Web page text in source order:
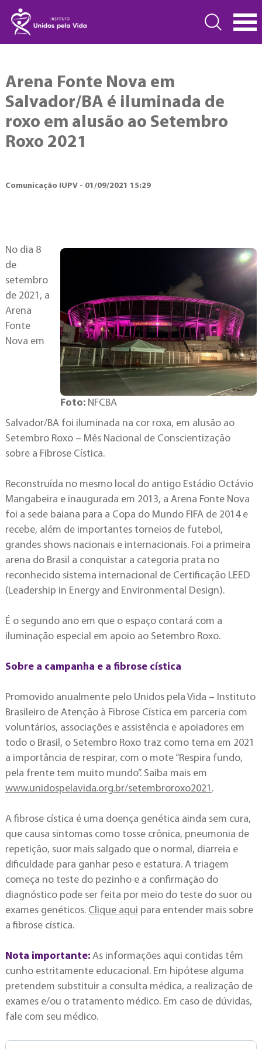
Arena Fonte Nova em
Salvador/BA é iluminada de
roxo em alusão ao Setembro
Roxo 2021
Comunicação IUPV - 01/09/2021 15:29
Foto: NFCBA
No dia 8
de
setembro
de 2021, a
Arena
Fonte
Nova em
Salvador/BA foi iluminada na cor roxa, em alusão ao
Setembro Roxo – Mês Nacional de Conscientização
sobre a Fibrose Cística.
Reconstruída no mesmo local do antigo Estádio Octávio
Mangabeira e inaugurada em 2013, a Arena Fonte Nova
foi a sede baiana para a Copa do Mundo FIFA de 2014 e
recebe, além de importantes torneios de futebol,
grandes shows nacionais e internacionais. Foi a primeira
arena do Brasil a conquistar a categoria prata no
reconhecido sistema internacional de Certificação LEED
(Leadership in Energy and Environmental Design).
É o segundo ano em que o espaço contará com a
iluminação especial em apoio ao Setembro Roxo.
Sobre a campanha e a fibrose cística
Promovido anualmente pelo Unidos pela Vida – Instituto
Brasileiro de Atenção à Fibrose Cística em parceria com
voluntários, associações e assistência e apoiadores em
todo o Brasil, o Setembro Roxo traz como tema em 2021
a importância de respirar, com o mote “Respira fundo,
pela frente tem muito mundo”. Saiba mais em
www.unidospelavida.org.br/setembroroxo2021 .
A fibrose cística é uma doença genética ainda sem cura,
que causa sintomas como tosse crônica, pneumonia de
repetição, suor mais salgado que o normal, diarreia e
dificuldade para ganhar peso e estatura. A triagem
começa no teste do pezinho e a confirmação do
diagnóstico pode ser feita por meio do teste do suor ou
exames genéticos. Clique aqui para entender mais sobre
a fibrose cística.
Nota importante: As informações aqui contidas têm
cunho estritamente educacional. Em hipótese alguma
pretendem substituir a consulta médica, a realização de
exames e/ou o tratamento médico. Em caso de dúvidas,
fale com seu médico.